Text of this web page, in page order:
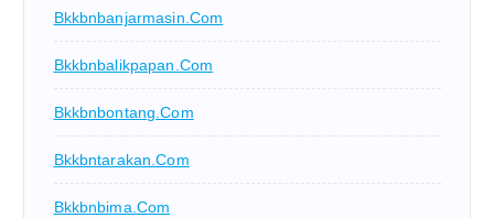
Bkkbnbanjarmasin.com
Bkkbnbalikpapan.com
Bkkbnbontang.com
Bkkbntarakan.com
Bkkbnbima.com